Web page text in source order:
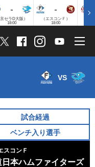
-
京セラD大阪）
18:00
-
（エスコンＦ）
18:00
VS
試合経過
ベンチ入り選手
スコンＦ
日本ハムファイターズ